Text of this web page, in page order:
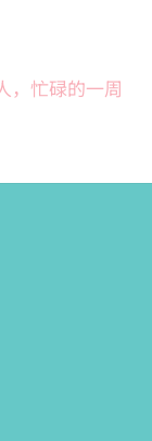
，忙碌的一周